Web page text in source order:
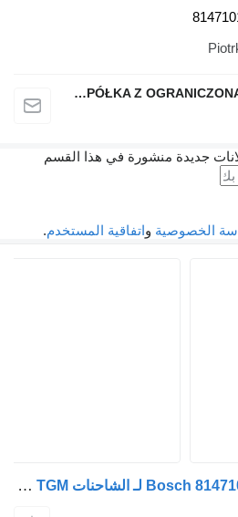
QINDITO SPÓŁKA Z OGRANICZONĄ ODPOWIEDZIALNOŚCIĄ
جديدة منشورة في هذا القسم
الخصوصية واتفاقية المستخدم.
مضخة هيدروليكية Bosch 81471016230 لـ الشاحنات MAN TGA TGX TGL TGM